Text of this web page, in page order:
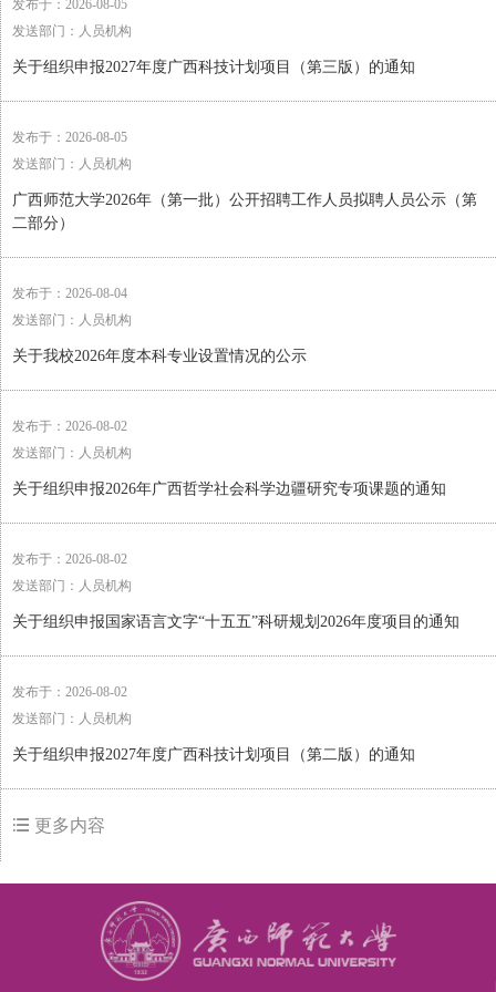
发布于：2026-08-05
发送部门：人员机构
关于组织申报2027年度广西科技计划项目（第三版）的通知
发布于：2026-08-05
发送部门：人员机构
广西师范大学2026年（第一批）公开招聘工作人员拟聘人员公示（第
二部分）
发布于：2026-08-04
发送部门：人员机构
关于我校2026年度本科专业设置情况的公示
发布于：2026-08-02
发送部门：人员机构
关于组织申报2026年广西哲学社会科学边疆研究专项课题的通知
发布于：2026-08-02
发送部门：人员机构
关于组织申报国家语言文字“十五五”科研规划2026年度项目的通知
发布于：2026-08-02
发送部门：人员机构
关于组织申报2027年度广西科技计划项目（第二版）的通知
更多内容